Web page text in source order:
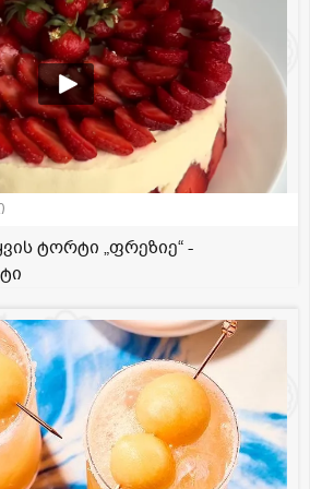
ტორტი „ფრეზიე“ -